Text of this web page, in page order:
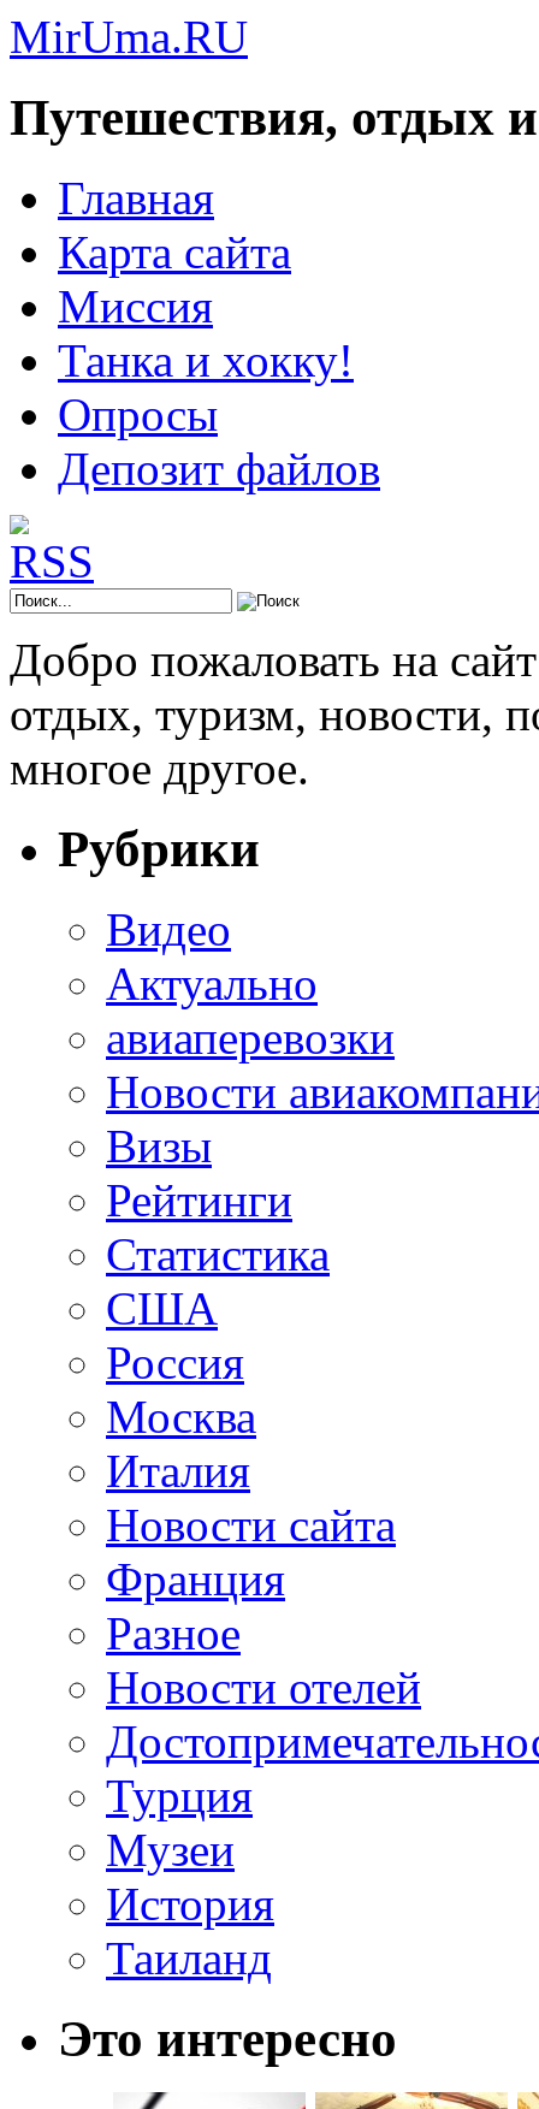
MirUma.RU
Путешествия, отдых
Главная
Карта сайта
Миссия
Танка и хокку!
Опросы
Депозит файлов
Добро пожаловать на
отдых, туризм, новости,
многое другое.
Рубрики
Видео
Актуально
авиаперевозки
Новости
Визы
Рейтинги
Статистика
США
Россия
Москва
Италия
Новости сайта
Франция
Разное
Новости отелей
Турция
Музеи
История
Таиланд
Это интересно